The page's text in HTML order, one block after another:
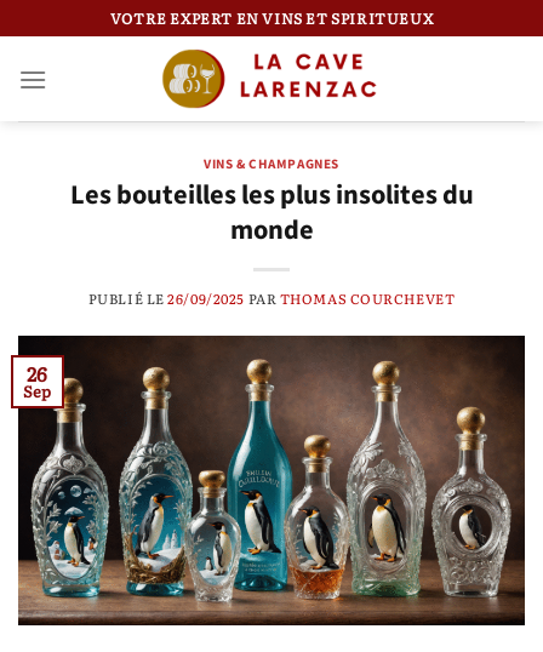
au
contenu
VOTRE EXPERT EN VINS ET SPIRITUEUX
VINS & CHAMPAGNES
Les bouteilles les plus insolites du
monde
PUBLIÉ LE26/09/2025 PAR THOMAS COURCHEVET
26
Sep